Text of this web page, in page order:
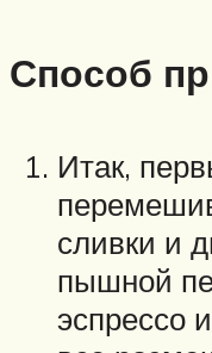
Способ
Итак,
сливки и
пышной
эспрессо